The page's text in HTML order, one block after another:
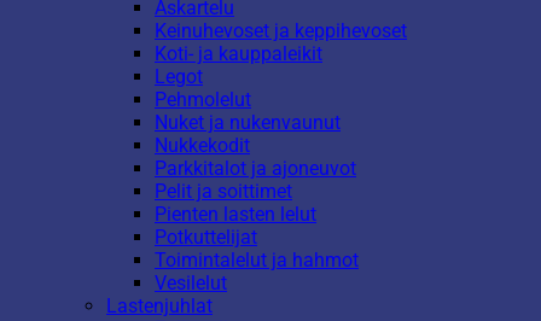
Askartelu
Keinuhevoset ja keppihevoset
Koti- ja kauppaleikit
Legot
Pehmolelut
Nuket ja nukenvaunut
Nukkekodit
Parkkitalot ja ajoneuvot
Pelit ja soittimet
Pienten lasten lelut
Potkuttelijat
Toimintalelut ja hahmot
Vesilelut
Lastenjuhlat